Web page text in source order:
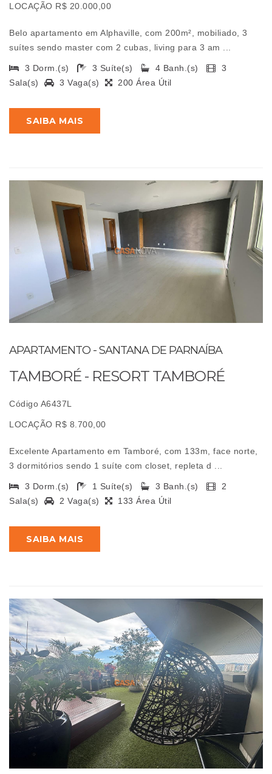
LOCAÇÃO R$ 20.000,00
Belo apartamento em Alphaville, com 200m², mobiliado, 3
suítes sendo master com 2 cubas, living para 3 am ...
3 Dorm.(s) 3 Suíte(s) 4 Banh.(s)
3
Sala(s)
3 Vaga(s) 200 Área Útil
SAIBA MAIS
APARTAMENTO - SANTANA DE PARNAÍBA
TAMBORÉ - RESORT TAMBORÉ
Código A6437L
LOCAÇÃO R$ 8.700,00
Excelente Apartamento em Tamboré, com 133m, face norte,
3 dormitórios sendo 1 suíte com closet, repleta d ...
3 Dorm.(s) 1 Suíte(s) 3 Banh.(s)
2
Sala(s)
2 Vaga(s) 133 Área Útil
SAIBA MAIS